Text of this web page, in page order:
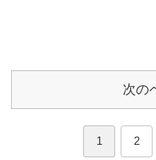
次の
1 2